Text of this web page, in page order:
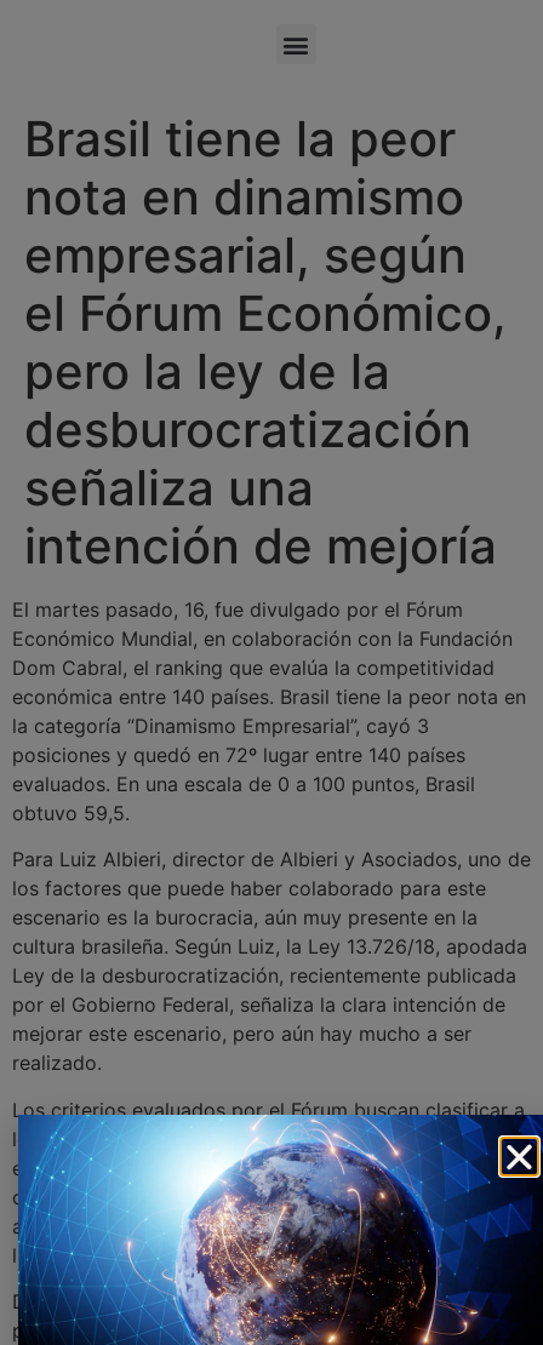
Brasil tiene la peor
nota en dinamismo
empresarial, según
el Fórum Económico,
pero la ley de la
desburocratización
señaliza una
intención de mejoría
El martes pasado, 16, fue divulgado por el Fórum
Económico Mundial, en colaboración con la Fundación
Dom Cabral, el ranking que evalúa la competitividad
económica entre 140 países. Brasil tiene la peor nota en
la categoría “Dinamismo Empresarial”, cayó 3
posiciones y quedó en 72º lugar entre 140 países
evaluados. En una escala de 0 a 100 puntos, Brasil
obtuvo 59,5.
Para Luiz Albieri, director de Albieri y Asociados, uno de
los factores que puede haber colaborado para este
escenario es la burocracia, aún muy presente en la
cultura brasileña. Según Luiz, la Ley 13.726/18, apodada
Ley de la desburocratización, recientemente publicada
por el Gobierno Federal, señaliza la clara intención de
mejorar este escenario, pero aún hay mucho a ser
realizado.
Los criterios evaluados por el Fórum buscan clasificar a
los países entre los más preparados para adaptar su
economía a la nueva revolución tecnológica, que tiene
como motores propulsores la robotización de
actividades y la tecnología 5G. Estos son los países
llamados “future-ready”.
Dos puntos evaluados llaman la atención positivamente
para Brasil. La capacidad de innovación y el tamaño del